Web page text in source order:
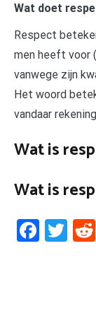
Wat doet
Respect
men heeft voor
vanwege zijn
Het woord
vandaar
Wat is
Wat is